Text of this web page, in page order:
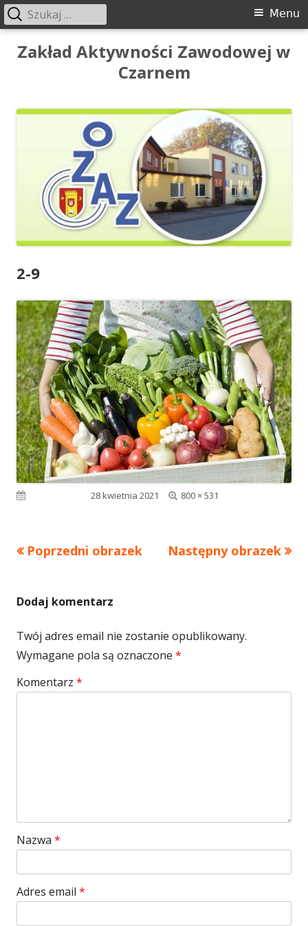
Przeskocz
Zakład Aktywności Zawodowej w
Czarnem
Menu
główne
Menu
Szukaj:
2-9
Opublikowano28 kwietnia 2021
Pełny
800 × 531
Poprzedni obrazek Następny obrazek
Dodaj komentarz
Twój adres email nie zostanie opublikowany.
Wymagane pola są oznaczone *
Komentarz *
Nazwa *
Adres email *